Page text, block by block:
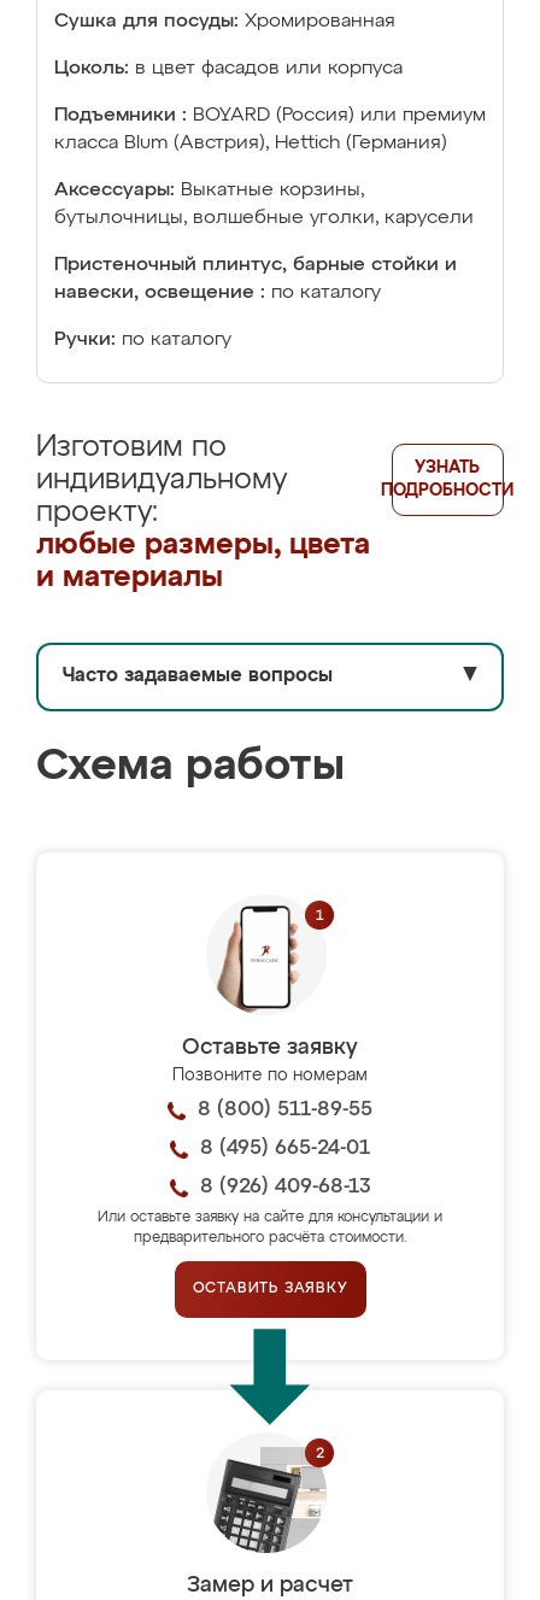
Сушка для посуды: Хромированная
Цоколь: в цвет фасадов или корпуса
Подъемники : BOYARD (Россия) или премиум
класса Blum (Австрия), Hettich (Германия)
Аксессуары: Выкатные корзины,
бутылочницы, волшебные уголки, карусели
Пристеночный плинтус, барные стойки и
навески, освещение : по каталогу
Ручки: по каталогу
Изготовим по
индивидуальному
проекту:
любые размеры, цвета
и материалы
УЗНАТЬ
ПОДРОБНОСТИ
Часто задаваемые вопросы ▼
Схема работы
Оставьте заявку
Позвоните по номерам
8 (800) 511-89-55
8 (495) 665-24-01
8 (926) 409-68-13
Или оставьте заявку на сайте для консультации и
предварительного расчёта стоимости.
ОСТАВИТЬ ЗАЯВКУ
Замер и расчет